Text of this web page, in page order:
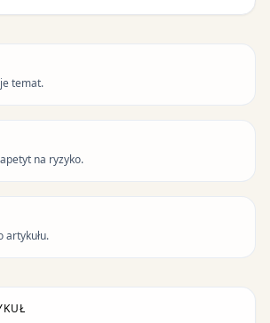
temat.
na ryzyko.
artykułu.